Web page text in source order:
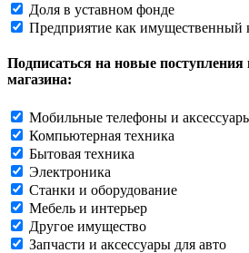
Доля в уставном фонде
Предприятие как имущественный
Подписаться на новые поступления
магазина:
Мобильные телефоны и
Компьютерная техника
Бытовая техника
Электроника
Станки и оборудование
Мебель и интерьер
Другое имущество
Запчасти и аксессуары для авто